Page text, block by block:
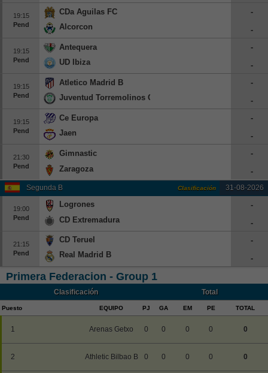
19:15
Pend
CDa Aguilas FC
Alcorcon
-
-
19:15
Pend
Antequera
UD Ibiza
-
-
19:15
Pend
Atletico Madrid B
Juventud Torremolinos CF
-
-
19:15
Pend
Ce Europa
Jaen
-
-
21:30
Pend
Gimnastic
Zaragoza
-
-
Segunda B 31-08-2026
Clasificación
19:00
Pend
Logrones
CD Extremadura
-
-
21:15
Pend
CD Teruel
Real Madrid B
-
-
Primera Federacion - Group 1
Clasificación Total
Puesto EQUIPO PJ GA EM PE TOTAL
1 Arenas Getxo 0 0 0 0 0
2 Athletic Bilbao B 0 0 0 0 0